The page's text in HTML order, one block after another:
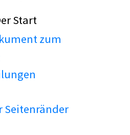
Start
zum
Seitenränder